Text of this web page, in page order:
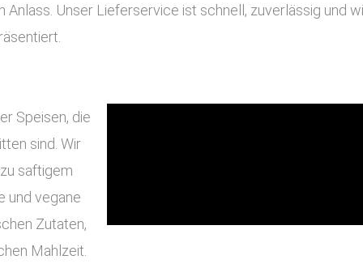
Unser Lieferservice ist schnell, zuverlässig und
Speisen, die
sind. Wir
saftigem
und vegane
Zutaten,
Mahlzeit.